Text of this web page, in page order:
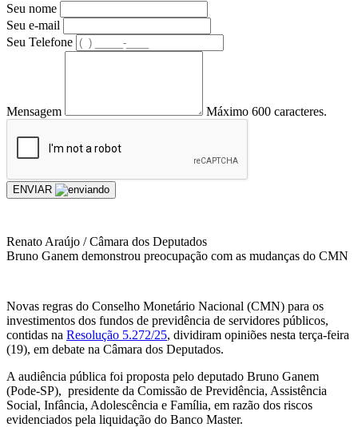
Seu nome
Seu e-mail
Seu Telefone
Mensagem Máximo 600 caracteres.
ENVIAR
Renato Araújo / Câmara dos Deputados
Bruno Ganem demonstrou preocupação com as mudanças do CMN
Novas regras do Conselho Monetário Nacional (CMN) para os
investimentos dos fundos de previdência de servidores públicos,
contidas na Resolução 5.272/25, dividiram opiniões nesta terça-feira
(19), em debate na Câmara dos Deputados.
A audiência pública foi proposta pelo deputado Bruno Ganem
(Pode-SP), presidente da Comissão de Previdência, Assistência
Social, Infância, Adolescência e Família, em razão dos riscos
evidenciados pela liquidação do Banco Master.